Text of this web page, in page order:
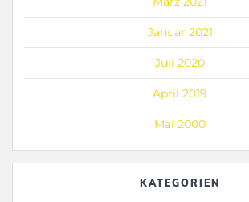
Januar 2021
Juli 2020
April 2019
Mai 2000
KATEGORIEN